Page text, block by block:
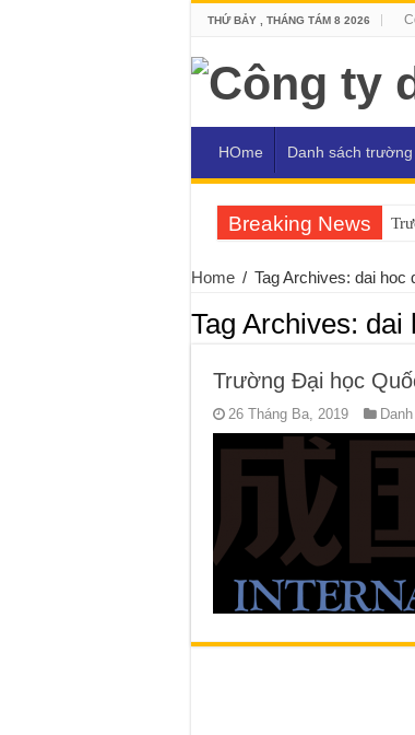
THỨ BẢY , THÁNG TÁM 8 2026
HOme Danh sách trường
Breaking News
Home / Tag Archives: dai hoc
Tag Archives: dai
Trường Đại học
26 Tháng Ba, 2019